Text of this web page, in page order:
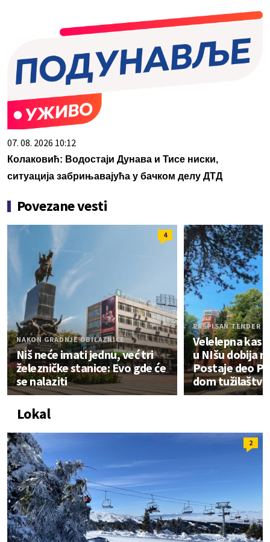
07. 08. 2026 10:12
Колаковић: Водостаји Дунава и Тисе ниски,
ситуација забрињавајућа у бачком делу ДТД
Povezane vesti
4
NAKON GRADNJE OBILAZNICE
Niš neće imati jednu, već tri
železničke stanice: Evo gde će
se nalaziti
RASPISAN TENDER
Velelepna
u NIšu dobija
Postaje deo
dom tužilaštva
Lokal
2